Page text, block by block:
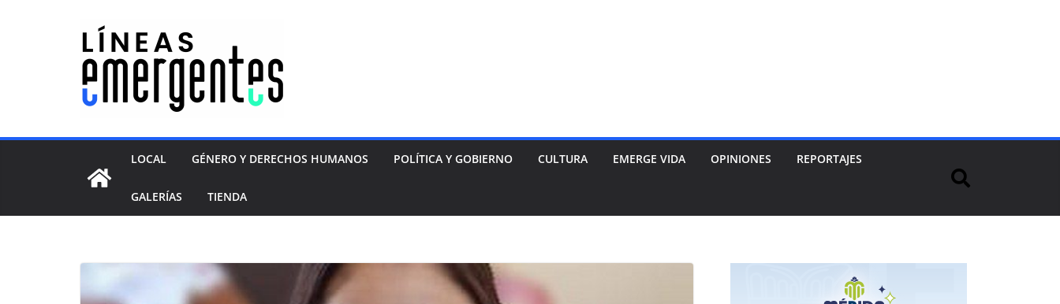
LOCAL GÉNERO Y DERECHOS HUMANOS POLÍTICA Y GOBIERNO CULTURA EMERGE VIDA OPINIONES REPORTAJES
GALERÍAS TIENDA